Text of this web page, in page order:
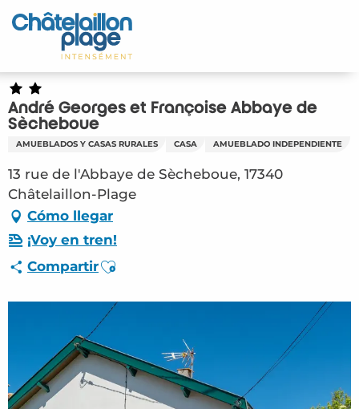
Aller
au
principal
Inicio – ES
Descubra
Actividades
Citas
Su estancia - ES
HLO – André Georges et Françoise Abbaye de
André Georges et Françoise Abbaye de
Sècheboue
AMUEBLADOS Y CASAS RURALES CASA AMUEBLADO INDEPENDIENTE
13 rue de l'Abbaye de Sècheboue, 17340
Châtelaillon-Plage
Cómo llegar
¡Voy en tren!
CompartirAjouter aux favoris